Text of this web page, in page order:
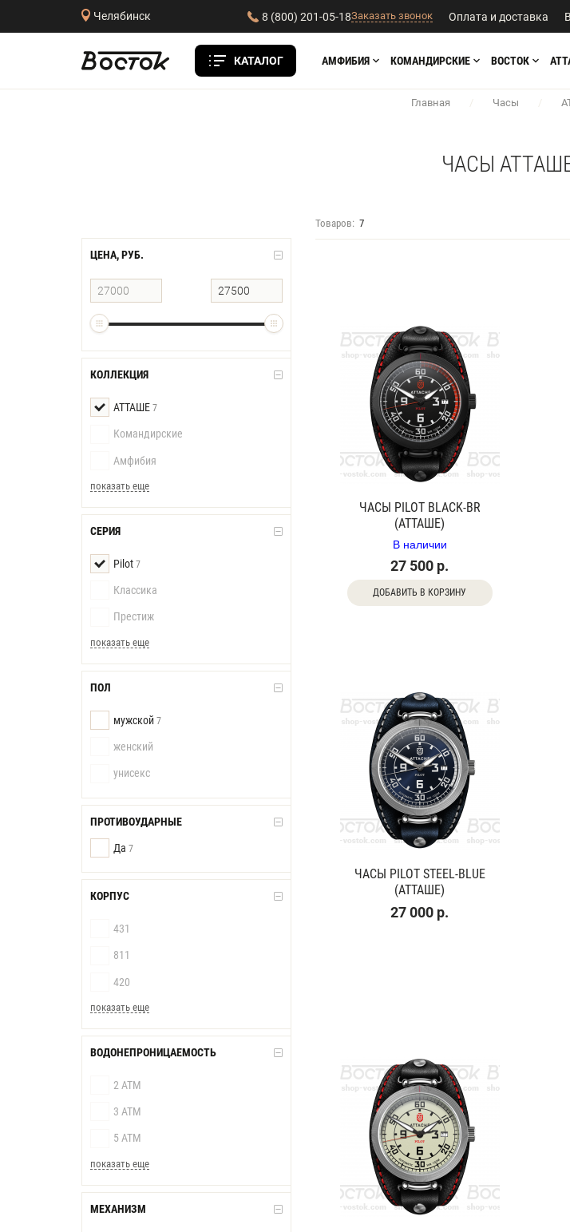
Челябинск 8 (800) 201-05-18Заказать звонок Оплата и доставка
КАТАЛОГ АМФИБИЯ КОМАНДИРСКИЕ ВОСТОК
Главная / Часы /
ЧАСЫ
ЦЕНА, РУБ.
КОЛЛЕКЦИЯ
АТТАШЕ 7
Командирские
Амфибия
показать еще
СЕРИЯ
Pilot 7
Классика
Престиж
показать еще
ПОЛ
мужской 7
женский
унисекс
ПРОТИВОУДАРНЫЕ
Да 7
КОРПУС
431
811
420
показать еще
ВОДОНЕПРОНИЦАЕМОСТЬ
2 АТМ
3 АТМ
5 АТМ
показать еще
МЕХАНИЗМ
Товаров: 7
ЧАСЫ PILOT BLACK-BR
(АТТАШЕ)
В наличии
27 500 р.
ДОБАВИТЬ В КОРЗИНУ
ЧАСЫ PILOT STEEL-BLUE
(АТТАШЕ)
27 000 р.